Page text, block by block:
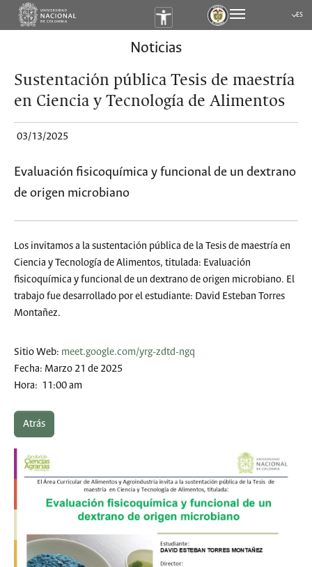
ES
Noticias
Sustentación pública Tesis de maestría
en Ciencia y Tecnología de Alimentos
03/13/2025
Evaluación fisicoquímica y funcional de un dextrano
de origen microbiano
Los invitamos a la sustentación pública de la Tesis de maestría en
Ciencia y Tecnología de Alimentos, titulada: Evaluación
fisicoquímica y funcional de un dextrano de origen microbiano. El
trabajo fue desarrollado por el estudiante: David Esteban Torres
Montañez.
Sitio Web: meet.google.com/yrg-zdtd-ngq
Fecha: Marzo 21 de 2025
Hora: 11:00 am
Atrás